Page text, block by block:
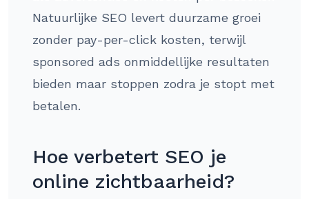
Natuurlijke SEO levert duurzame groei
zonder pay-per-click kosten, terwijl
sponsored ads onmiddellijke resultaten
bieden maar stoppen zodra je stopt met
betalen.
Hoe verbetert SEO je
online zichtbaarheid?